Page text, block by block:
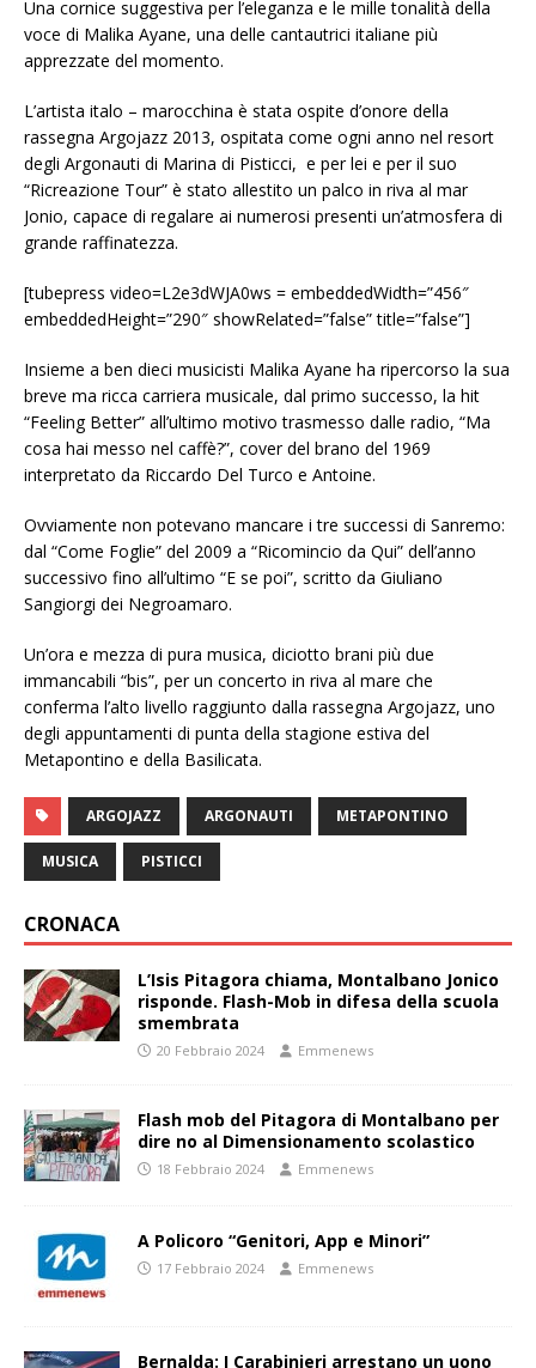
Una cornice suggestiva per l’eleganza e le mille tonalità della
voce di Malika Ayane, una delle cantautrici italiane più
apprezzate del momento.
L’artista italo – marocchina è stata ospite d’onore della
rassegna Argojazz 2013, ospitata come ogni anno nel resort
degli Argonauti di Marina di Pisticci, e per lei e per il suo
“Ricreazione Tour” è stato allestito un palco in riva al mar
Jonio, capace di regalare ai numerosi presenti un’atmosfera di
grande raffinatezza.
[tubepress video=L2e3dWJA0ws = embeddedWidth=”456″
embeddedHeight=”290″ showRelated=”false” title=”false”]
Insieme a ben dieci musicisti Malika Ayane ha ripercorso la sua
breve ma ricca carriera musicale, dal primo successo, la hit
“Feeling Better” all’ultimo motivo trasmesso dalle radio, “Ma
cosa hai messo nel caffè?”, cover del brano del 1969
interpretato da Riccardo Del Turco e Antoine.
Ovviamente non potevano mancare i tre successi di Sanremo:
dal “Come Foglie” del 2009 a “Ricomincio da Qui” dell’anno
successivo fino all’ultimo “E se poi”, scritto da Giuliano
Sangiorgi dei Negroamaro.
Un’ora e mezza di pura musica, diciotto brani più due
immancabili “bis”, per un concerto in riva al mare che
conferma l’alto livello raggiunto dalla rassegna Argojazz, uno
degli appuntamenti di punta della stagione estiva del
Metapontino e della Basilicata.
ARGOJAZZ ARGONAUTI METAPONTINO
MUSICA PISTICCI
CRONACA
L’Isis Pitagora chiama, Montalbano Jonico
risponde. Flash-Mob in difesa della scuola
smembrata
20 Febbraio 2024 Emmenews
Flash mob del Pitagora di Montalbano per
dire no al Dimensionamento scolastico
18 Febbraio 2024 Emmenews
A Policoro “Genitori, App e Minori”
17 Febbraio 2024 Emmenews
Bernalda: I Carabinieri arrestano un uono